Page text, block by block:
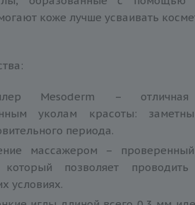
коже лучше усваивать
Mesoderm – отличная
уколам красоты:
периода.
массажером –
который позволяет
условиях.